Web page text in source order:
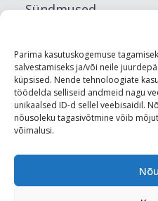
Parima kasutuskogemuse
salvestamiseks ja/või neile
küpsised. Nende tehnoloogiate
töödelda selliseid andmeid nagu
unikaalsed ID-d sellel veebisaidil.
nõusoleku tagasivõtmine võib
võimalusi.
Sündmused
Maitseelamused
Vaatamisväärsused
Visit Tallinn